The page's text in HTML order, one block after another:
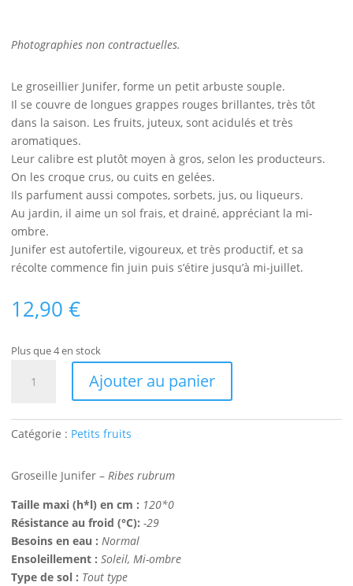
Photographies non contractuelles.
Le groseillier Junifer, forme un petit arbuste souple.
Il se couvre de longues grappes rouges brillantes, très tôt
dans la saison. Les fruits, juteux, sont acidulés et très
aromatiques.
Leur calibre est plutôt moyen à gros, selon les producteurs.
On les croque crus, ou cuits en gelées.
Ils parfument aussi compotes, sorbets, jus, ou liqueurs.
Au jardin, il aime un sol frais, et drainé, appréciant la mi-
ombre.
Junifer est autofertile, vigoureux, et très productif, et sa
récolte commence fin juin puis s’étire jusqu’à mi-juillet.
12,90€
Plus que 4 en stock
Junifer
Bio
Ajouter au panier
Catégorie : Petits fruits
Groseille Junifer – Ribes rubrum
Taille maxi (h*l) en cm : 120*0
Résistance au froid (°C):-29
Besoins en eau : Normal
Ensoleillement :Soleil, Mi-ombre
Type de sol : Tout type